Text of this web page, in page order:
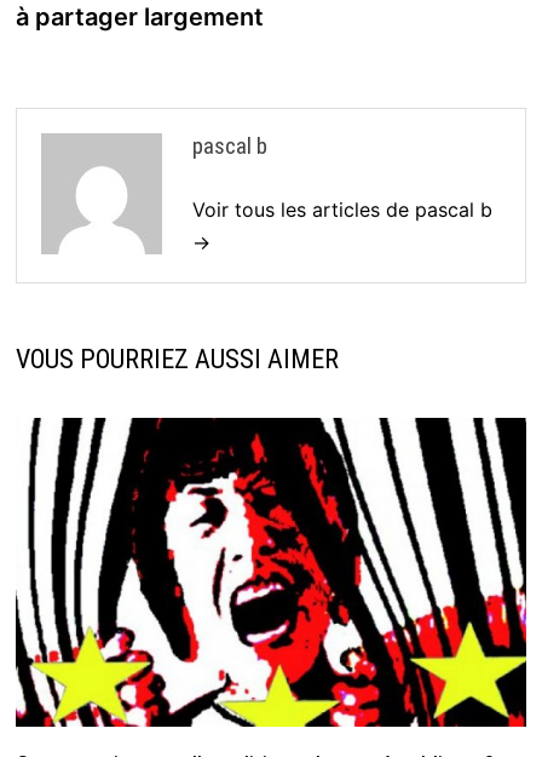
à partager largement
pascal b
Voir tous les articles de pascal b
→
VOUS POURRIEZ AUSSI AIMER